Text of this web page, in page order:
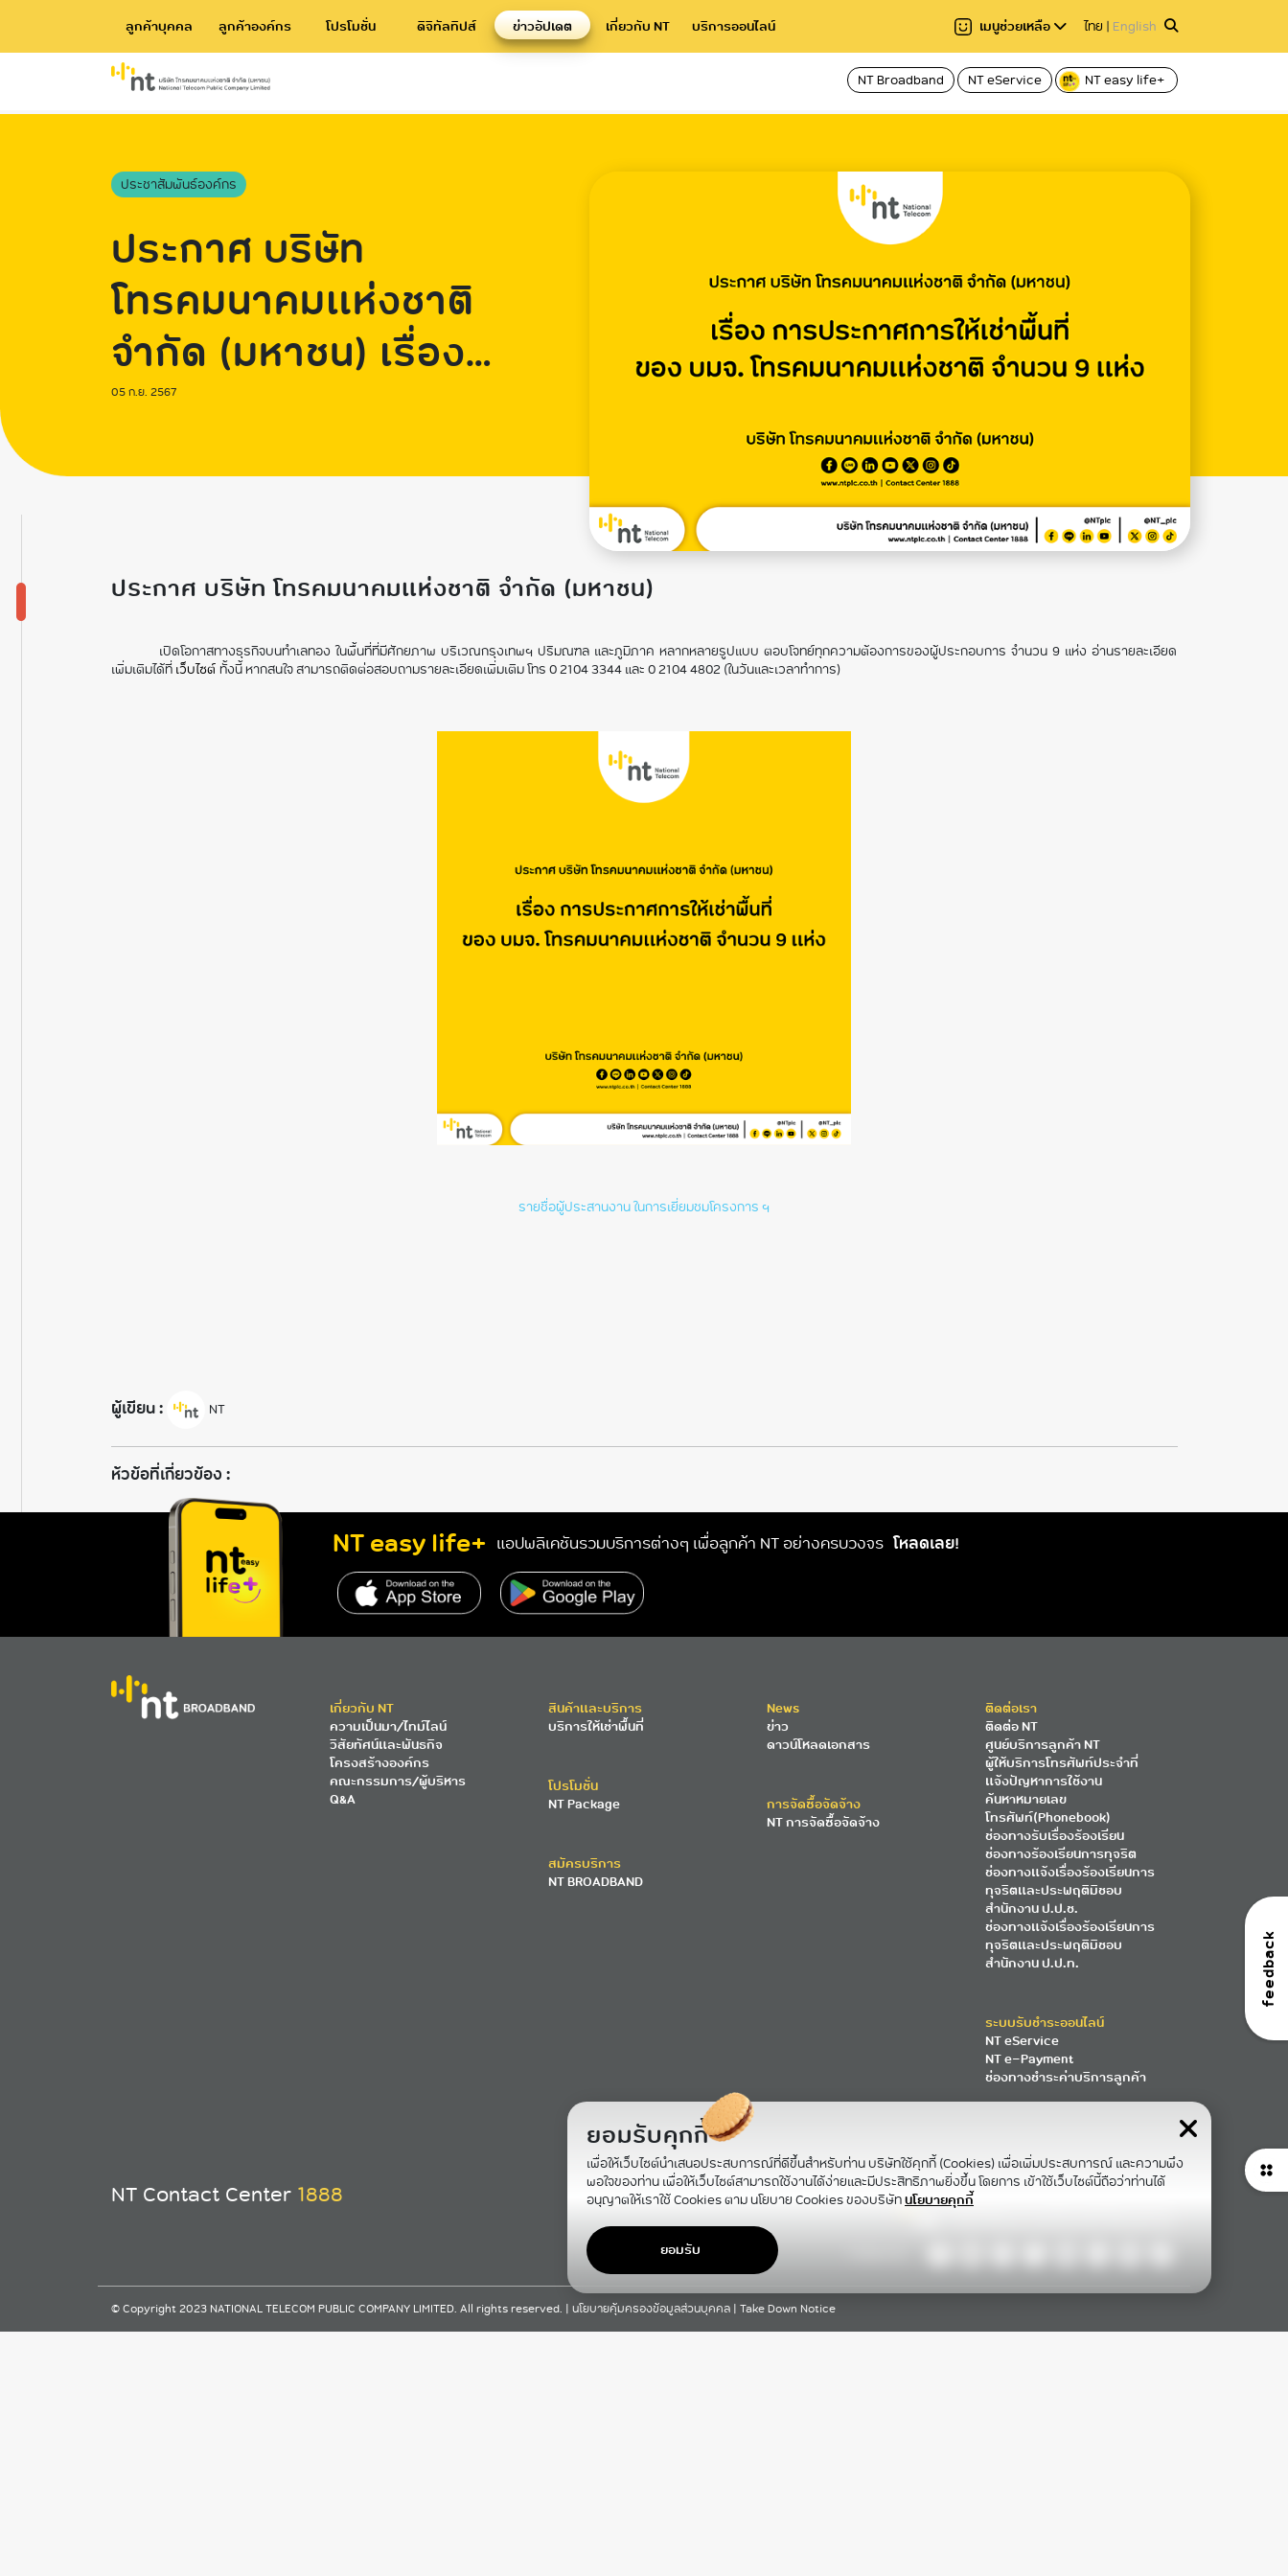
ลูกค้าบุคคล ลูกค้าองค์กร โปรโมชั่น ดิจิทัลทิปส์ ข่าวอัปเดต เกี่ยวกับ NT บริการออนไลน์ เมนูช่วยเหลือ ไทย | English
NT Broadband NT eService NT easy life+
ประชาสัมพันธ์องค์กร
ประกาศ บริษัท
โทรคมนาคมแห่งชาติ
จำกัด (มหาชน) เรื่อง
การประกาศการให้เช่า
จำนวน 9 แห่ง
05 ก.ย. 2567
ประกาศ บริษัท โทรคมนาคมแห่งชาติ จำกัด (มหาชน)
เปิดโอกาสทางธุรกิจบนทำเลทอง ในพื้นที่ที่มีศักยภาพ บริเวณกรุงเทพฯ ปริมณฑล และภูมิภาค หลากหลายรูปแบบ ตอบโจทย์ทุกความต้องการของผู้ประกอบการ จำนวน 9 แห่ง อ่านรายละเอียด
เพิ่มเติมได้ที่เว็บไซต์ทั้งนี้ หากสนใจ สามารถติดต่อสอบถามรายละเอียดเพิ่มเติม โทร 0 2104 3344 และ 0 2104 4802 (ในวันและเวลาทำการ)
รายชื่อผู้ประสานงาน ในการเยี่ยมชมโครงการ ฯ
ผู้เขียน : NT
ห้วข้อที่เกี่ยวข้อง :
feedback
ยอมรับคุกกี้
เพื่อให้เว็บไซต์นำเสนอประสบการณ์ที่ดีขึ้นสำหรับท่าน บริษัทใช้คุกกี้ (Cookies) เพื่อเพิ่มประสบการณ์ และความพึง
พอใจของท่าน เพื่อให้เว็บไซต์สามารถใช้งานได้ง่ายและมีประสิทธิภาพยิ่งขึ้น โดยการ เข้าใช้เว็บไซต์นี้ถือว่าท่านได้
อนุญาตให้เราใช้ Cookies ตาม นโยบาย Cookies ของบริษัทนโยบายคุกกี้
ยอมรับ
NT easy life+ แอปพลิเคชันรวมบริการต่างๆ เพื่อลูกค้า NT อย่างครบวงจร โหลดเลย!
เกี่ยวกับ NT
ความเป็นมา/ไทม์ไลน์
วิสัยทัศน์และพันธกิจ
โครงสร้างองค์กร
คณะกรรมการ/ผู้บริหาร
Q&A
สินค้าและบริการ
บริการให้เช่าพื้นที่
โปรโมชั่น
NT Package
สมัครบริการ
NT BROADBAND
News
ข่าว
ดาวน์โหลดเอกสาร
การจัดซื้อจัดจ้าง
NT การจัดซื้อจัดจ้าง
ติดต่อเรา
ติดต่อ NT
ศูนย์บริการลูกค้า NT
ผู้ให้บริการโทรศัพท์ประจำที่
แจ้งปัญหาการใช้งาน
ค้นหาหมายเลข
โทรศัพท์(Phonebook)
ช่องทางรับเรื่องร้องเรียน
ช่องทางร้องเรียนการทุจริต
ช่องทางแจ้งเรื่องร้องเรียนการ
ทุจริตและประพฤติมิชอบ
สำนักงาน ป.ป.ช.
ช่องทางแจ้งเรื่องร้องเรียนการ
ทุจริตและประพฤติมิชอบ
สำนักงาน ป.ป.ท.
ระบบรับชำระออนไลน์
NT eService
NT e-Payment
ช่องทางชำระค่าบริการลูกค้า
NT Contact Center 1888
© Copyright 2023 NATIONAL TELECOM PUBLIC COMPANY LIMITED. All rights reserved. | นโยบายคุ้มครองข้อมูลส่วนบุคคล | Take Down Notice